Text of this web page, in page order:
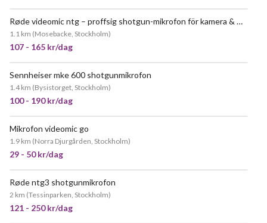
JÄTTEPOPULÄR Røde videomic ntg – proffsig shotgun-mikrofon för kamera & mobil
1.1 km (Mosebacke, Stockholm)
107 - 165 kr/dag
Sennheiser mke 600 shotgunmikrofon
1.4 km (Bysistorget, Stockholm)
100 - 190 kr/dag
Mikrofon videomic go
1.9 km (Norra Djurgården, Stockholm)
29 - 50 kr/dag
Røde ntg3 shotgunmikrofon
2 km (Tessinparken, Stockholm)
121 - 250 kr/dag